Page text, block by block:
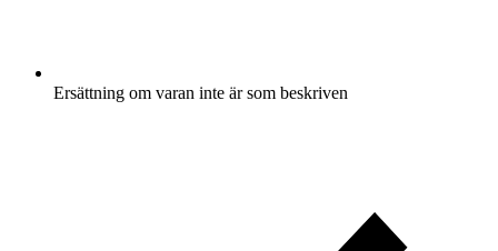
Ersättning om varan inte är som beskriven